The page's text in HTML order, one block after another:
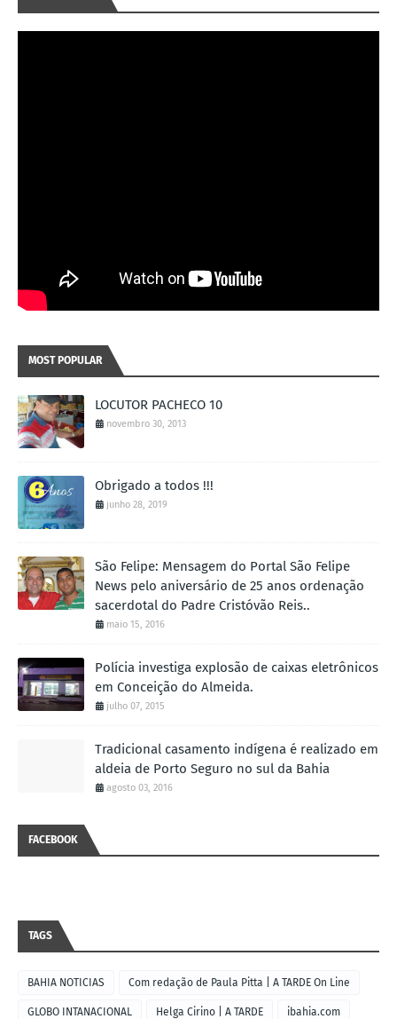
MOST POPULAR
LOCUTOR PACHECO 10
novembro 30, 2013
Obrigado a todos !!!
junho 28, 2019
São Felipe: Mensagem do Portal São Felipe
News pelo aniversário de 25 anos ordenação
sacerdotal do Padre Cristóvão Reis..
maio 15, 2016
Polícia investiga explosão de caixas eletrônicos
em Conceição do Almeida.
julho 07, 2015
Tradicional casamento indígena é realizado em
aldeia de Porto Seguro no sul da Bahia
agosto 03, 2016
FACEBOOK
TAGS
BAHIA NOTICIAS Com redação de Paula Pitta | A TARDE On Line
GLOBO INTANACIONAL Helga Cirino | A TARDE ibahia.com